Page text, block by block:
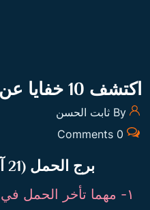
اكتشف 10 خفايا عن برج الحمل
0 Comments
برج الحمل (21 آذار – 20 نيسان)
١- مهما تأخر الحمل